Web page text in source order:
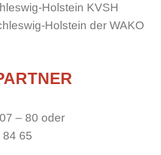
Holstein KVSH
Holstein der WAKO
– 80 oder
84 65